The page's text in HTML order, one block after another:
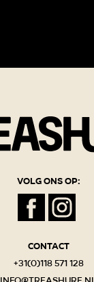
Volg ons op:
Contact
+31(0)118 571 128